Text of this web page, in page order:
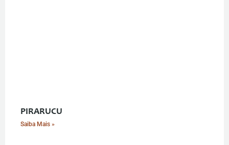
PIRARUCU
Saiba Mais »